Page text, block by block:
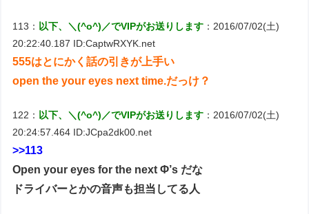
113： 以下、＼(^o^)／でVIPがお送りします ：2016/07/02(土)
20:22:40.187 ID:CaptwRXYK.net
555はとにかく話の引きが上手い
open the your eyes next time.だっけ？
122： 以下、＼(^o^)／でVIPがお送りします ：2016/07/02(土)
20:24:57.464 ID:JCpa2dk00.net
>>113
Open your eyes for the next Φ’s だな
ドライバーとかの音声も担当してる人